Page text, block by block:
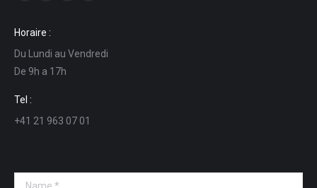
opens
in
new
window
opens
in
new
in
in
Horaire :
Du Lundi au Vendredi
De 9h a 17h
Tel :
+41 21 963 07 01
Name *